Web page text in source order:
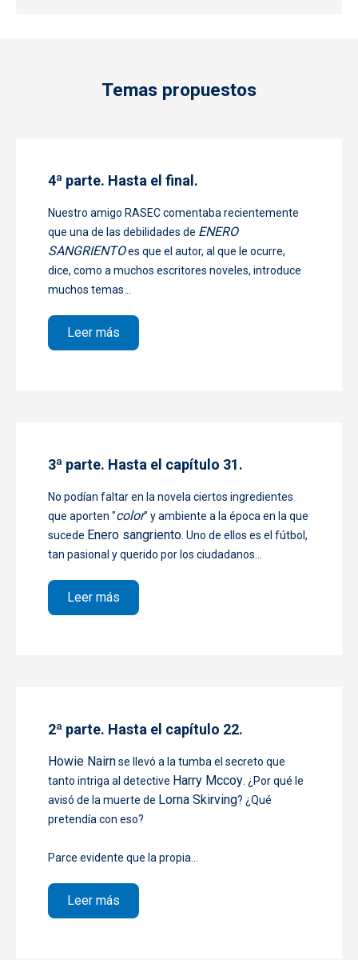
Temas propuestos
4ª parte. Hasta el final.
Nuestro amigo RASEC comentaba recientemente
que una de las debilidades de ENERO
SANGRIENTOes que el autor, al que le ocurre,
dice, como a muchos escritores noveles, introduce
muchos temas...
Leer más
3ª parte. Hasta el capítulo 31.
No podían faltar en la novela ciertos ingredientes
que aporten "color" y ambiente a la época en la que
sucede Enero sangriento . Uno de ellos es el fútbol,
tan pasional y querido por los ciudadanos...
Leer más
2ª parte. Hasta el capítulo 22.
Howie Nairnse llevó a la tumba el secreto que
tanto intriga al detective Harry Mccoy . ¿Por qué le
avisó de la muerte de Lorna Skirving? ¿Qué
pretendía con eso?
Parce evidente que la propia...
Leer más